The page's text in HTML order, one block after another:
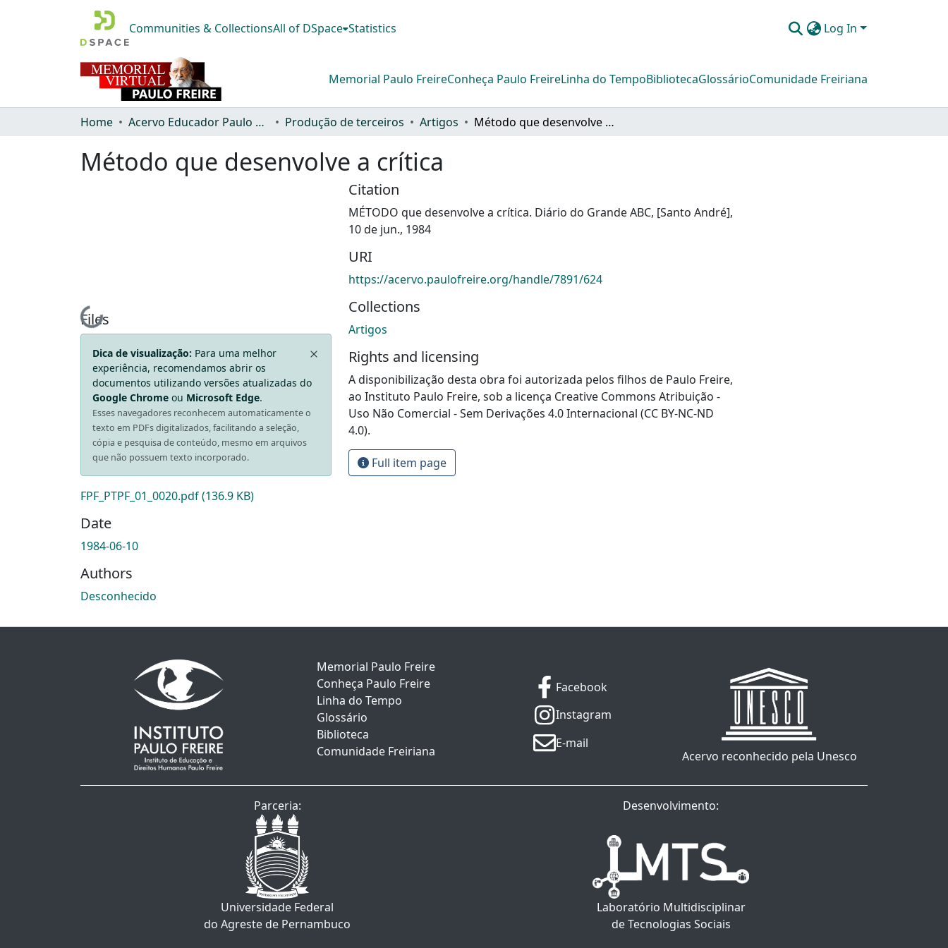
Communities & CollectionsAll of DSpace Statistics Log In
Memorial Paulo FreireConheça Paulo FreireLinha do TempoBibliotecaGlossárioComunidade Freiriana
Home Acervo Educador Paulo Freire Produção de terceiros Artigos Método que desenvolve a crítica
Método que desenvolve a crítica
Loading...
Files
Dica de visualização: Para uma melhor
experiência, recomendamos abrir os
documentos utilizando versões atualizadas do
Google Chrome ou Microsoft Edge.
Esses navegadores reconhecem automaticamente o
texto em PDFs digitalizados, facilitando a seleção,
cópia e pesquisa de conteúdo, mesmo em arquivos
que não possuem texto incorporado.
FPF_PTPF_01_0020.pdf(136.9 KB)
Date
1984-06-10
Authors
Desconhecido
Citation
MÉTODO que desenvolve a crítica. Diário do Grande ABC, [Santo André],
10 de jun., 1984
URI
https://acervo.paulofreire.org/handle/7891/624
Collections
Artigos
Rights and licensing
A disponibilização desta obra foi autorizada pelos filhos de Paulo Freire,
ao Instituto Paulo Freire, sob a licença Creative Commons Atribuição -
Uso Não Comercial - Sem Derivações 4.0 Internacional (CC BY-NC-ND
4.0).
Full item page
Memorial Paulo Freire
Conheça Paulo Freire
Linha do Tempo
Glossário
Biblioteca
Comunidade Freiriana
Facebook
Instagram
E-mail
Acervo reconhecido pela Unesco
Parceria:
Universidade Federal
do Agreste de Pernambuco
Desenvolvimento:
Laboratório Multidisciplinar
de Tecnologias Sociais